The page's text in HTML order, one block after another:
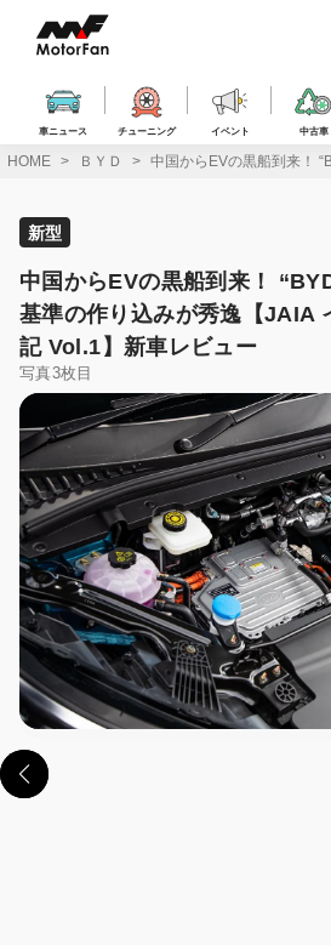
ス
車ニュース チューニング イベント 中古車
HOME ＢＹＤ 中国からEVの黒船到来！
新型
中国からEVの黒船到来！
基準の作り込みが秀逸【JAIA
記 Vol.1】新車レビュー
写真3枚目